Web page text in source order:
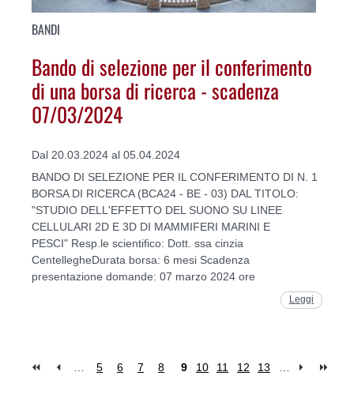
BANDI
Bando di selezione per il conferimento
di una borsa di ricerca - scadenza
07/03/2024
Dal 20.03.2024 al 05.04.2024
BANDO DI SELEZIONE PER IL CONFERIMENTO DI N. 1
BORSA DI RICERCA (BCA24 - BE - 03) DAL TITOLO:
"STUDIO DELL'EFFETTO DEL SUONO SU LINEE
CELLULARI 2D E 3D DI MAMMIFERI MARINI E
PESCI" Resp.le scientifico: Dott. ssa cinzia
CentellegheDurata borsa: 6 mesi Scadenza
presentazione domande: 07 marzo 2024 ore
Leggi
5 6 7 8 9 10 11 12 13